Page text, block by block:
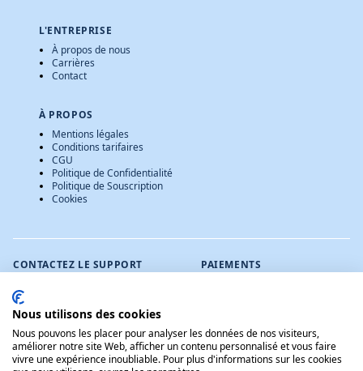
L'ENTREPRISE
À propos de nous
Carrières
Contact
À PROPOS
Mentions légales
Conditions tarifaires
CGU
Politique de Confidentialité
Politique de Souscription
Cookies
CONTACTEZ LE SUPPORT
9h à 18h
PAIEMENTS
LANGUE
Nous utilisons des cookies
Nous pouvons les placer pour analyser les données de nos visiteurs,
améliorer notre site Web, afficher un contenu personnalisé et vous faire
vivre une expérience inoubliable. Pour plus d'informations sur les cookies